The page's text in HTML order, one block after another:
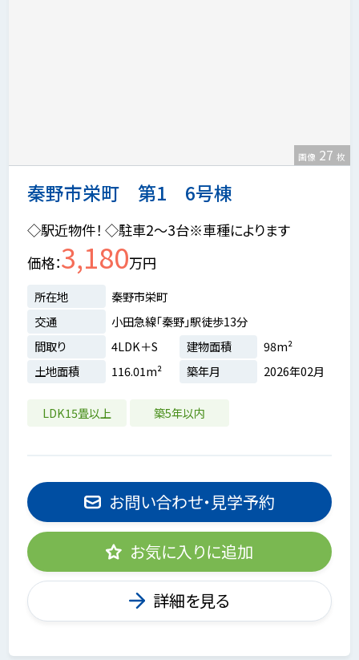
秦野市栄町 第1 6号棟
画像 27 枚
◇駅近物件！ ◇駐車2～3台※車種によります
価格 3,180万円
所在地
秦野市栄町
交通
小田急線「秦野」駅徒歩13分
間取り
4LDK＋S 建物面積
98m²
土地面積
116.01m² 築年月 2026年02月
LDK15畳以上 築5年以内
お問い合わせ・見学予約
お気に入りに追加
詳細を見る